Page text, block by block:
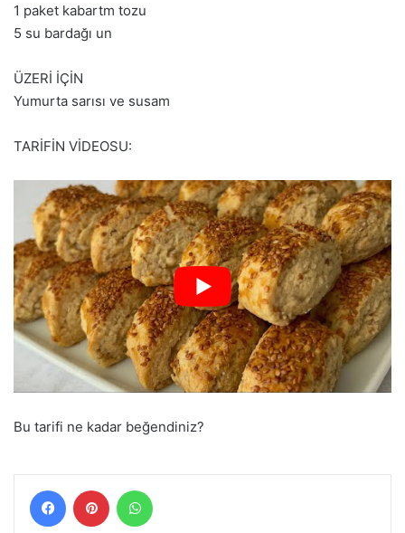
1 paket kabartm tozu
5 su bardağı un
ÜZERİ İÇİN
Yumurta sarısı ve susam
TARİFİN VİDEOSU:
Bu tarifi ne kadar beğendiniz?
FacebookPinterest